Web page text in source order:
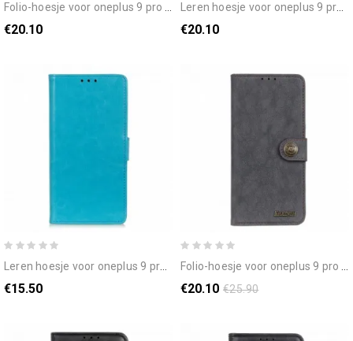
folio-hoesje voor oneplus 9 pro gesplitst nappaleer
€20.10
leren hoesje voor oneplus 9 pro gesplitst nappaleer
€20.10
leren hoesje voor oneplus 9 pro klassiek kunstleer
€15.50
folio-hoesje voor oneplus 9 pro khazneh retro splitleer
€20.10 €25.90